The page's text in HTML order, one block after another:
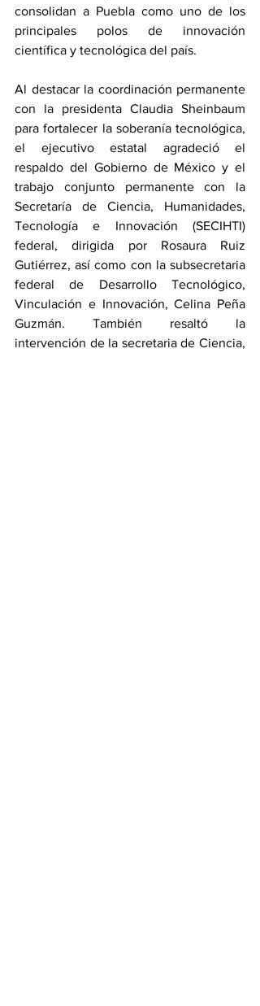
consolidan a Puebla como uno de los
principales polos de innovación
científica y tecnológica del país.
Al destacar la coordinación permanente
con la presidenta Claudia Sheinbaum
para fortalecer la soberanía tecnológica,
el ejecutivo estatal agradeció el
respaldo del Gobierno de México y el
trabajo conjunto permanente con la
Secretaría de Ciencia, Humanidades,
Tecnología e Innovación (SECIHTI)
federal, dirigida por Rosaura Ruiz
Gutiérrez, así como con la subsecretaria
federal de Desarrollo Tecnológico,
Vinculación e Innovación, Celina Peña
Guzmán. También resaltó la
intervención de la secretaria de Ciencia,